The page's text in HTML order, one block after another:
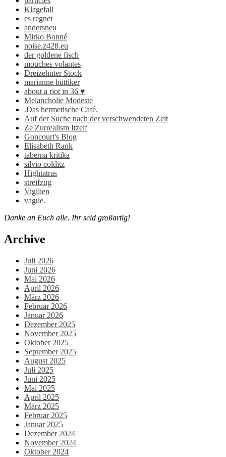
Klagefall
es regnet
andersneu
Mirko Bonné
noise.z428.eu
der goldene fisch
mouches volantes
Dreizehnter Stock
marianne büttiker
about a riot in 36 ♥
Melancholie Modeste
.Das hermetische Café.
Auf der Suche nach der verschwendeten Zeit
Ze Zurrealism Itzelf
Goncourt's Blog
Elisabeth Rank
taberna kritika
silvio colditz
Hightatras
streifzug
Vigilien
vague.
Danke an Euch alle. Ihr seid großartig!
Archive
Juli 2026
Juni 2026
Mai 2026
April 2026
März 2026
Februar 2026
Januar 2026
Dezember 2025
November 2025
Oktober 2025
September 2025
August 2025
Juli 2025
Juni 2025
Mai 2025
April 2025
März 2025
Februar 2025
Januar 2025
Dezember 2024
November 2024
Oktober 2024